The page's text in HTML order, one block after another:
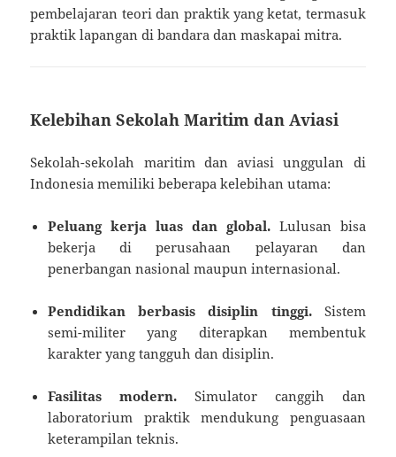
pembelajaran teori dan praktik yang ketat, termasuk
praktik lapangan di bandara dan maskapai mitra.
Kelebihan Sekolah Maritim dan Aviasi
Sekolah-sekolah maritim dan aviasi unggulan di
Indonesia memiliki beberapa kelebihan utama:
Peluang kerja luas dan global.Lulusan bisa
bekerja di perusahaan pelayaran dan
penerbangan nasional maupun internasional.
Pendidikan berbasis disiplin tinggi.Sistem
semi-militer yang diterapkan membentuk
karakter yang tangguh dan disiplin.
Fasilitas modern. Simulator canggih dan
laboratorium praktik mendukung penguasaan
keterampilan teknis.